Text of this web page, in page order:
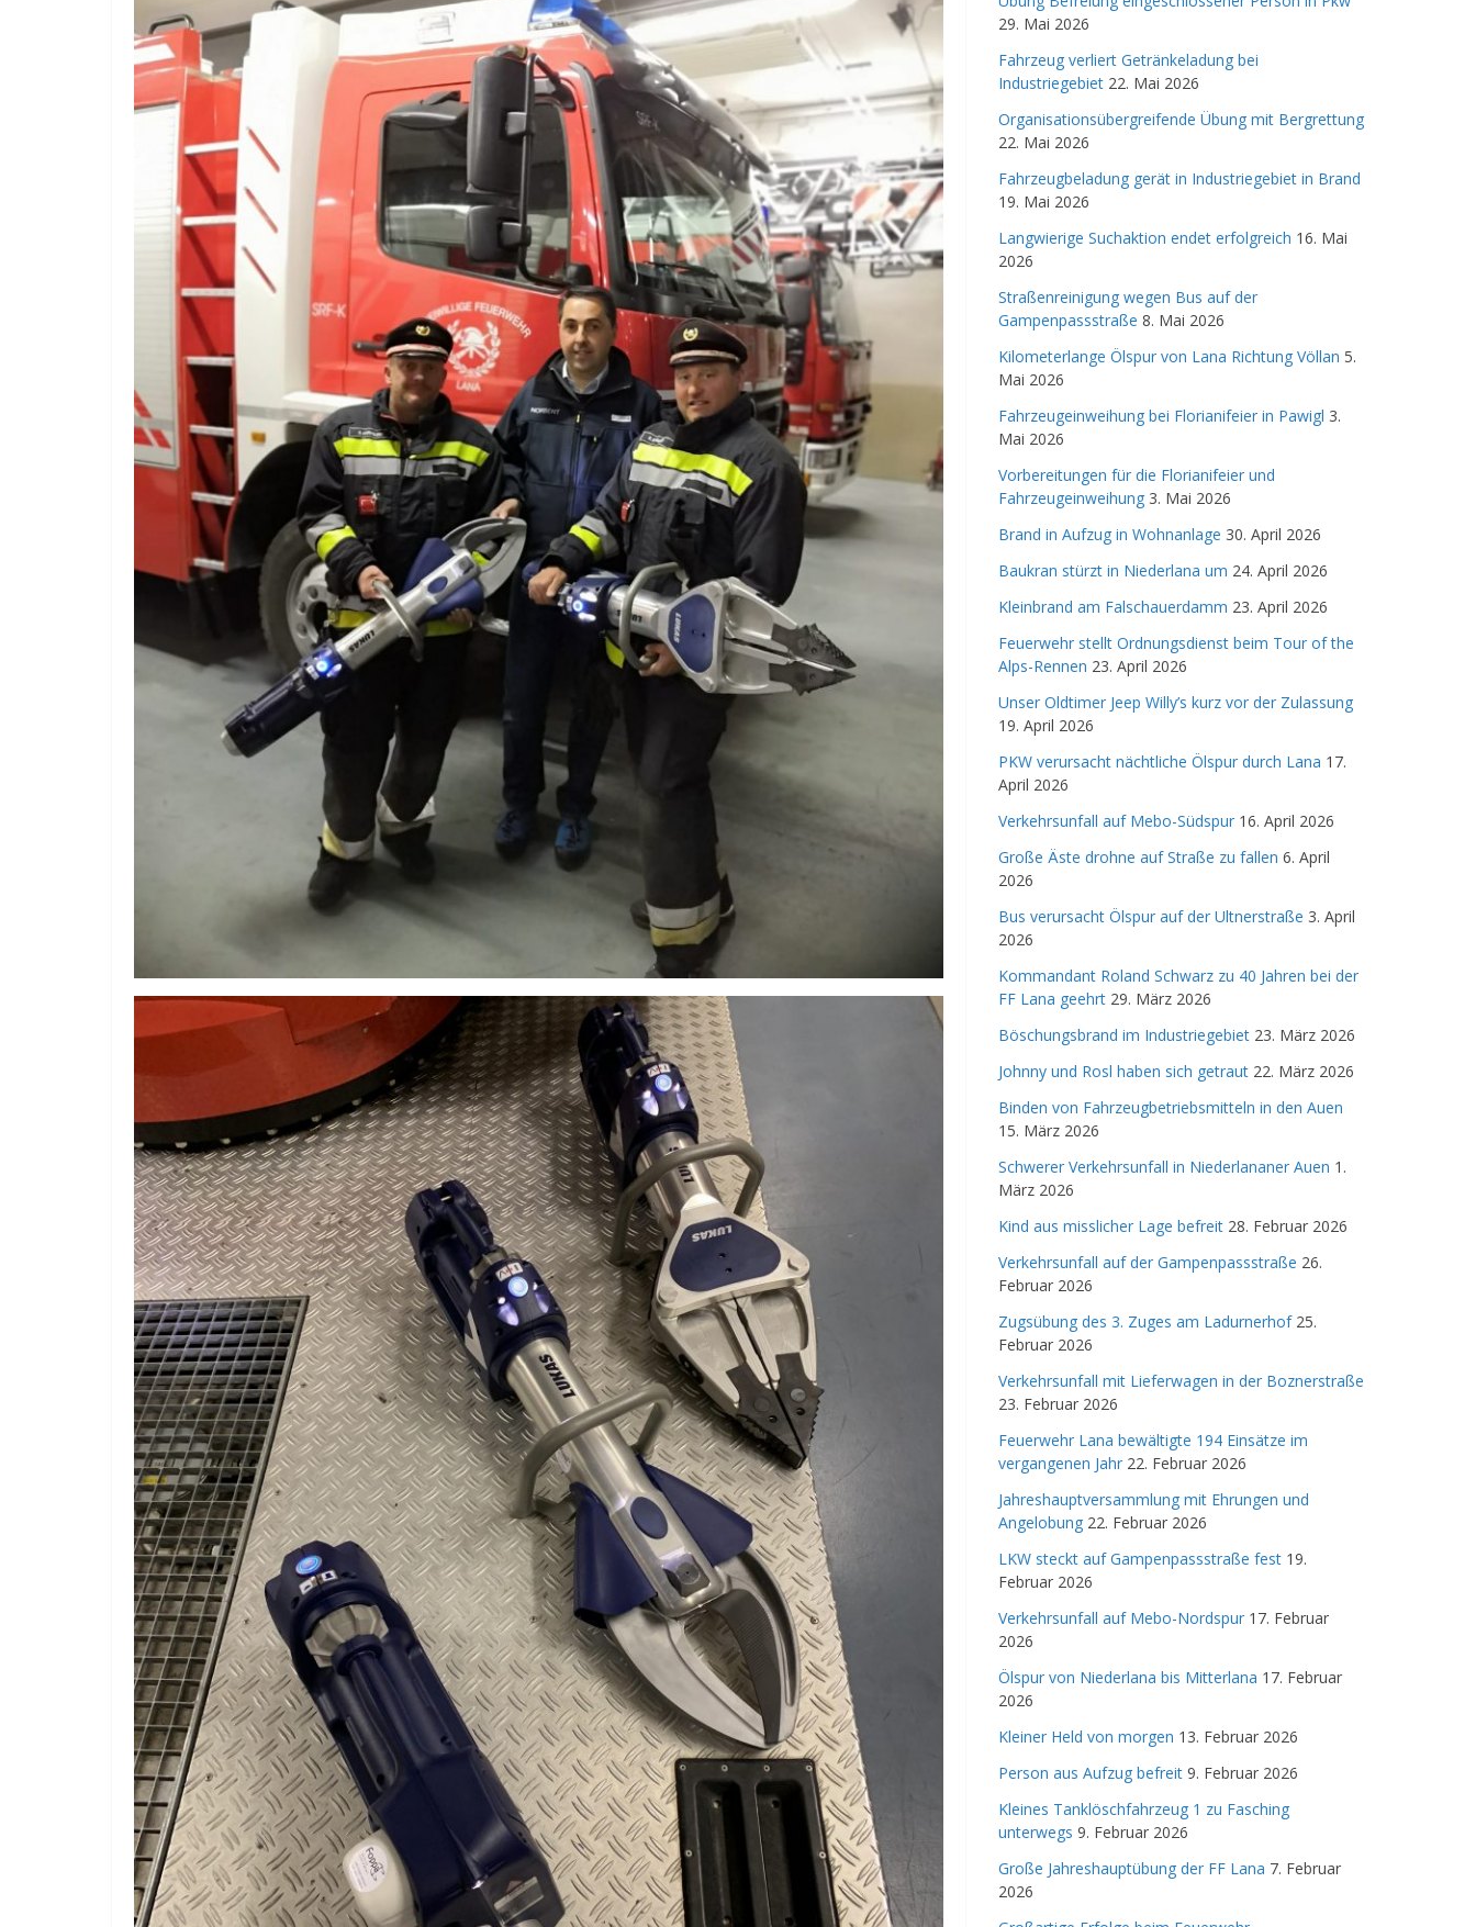
29. Mai 2026
Fahrzeug verliert Getränkeladung bei
Industriegebiet 22. Mai 2026
Organisationsübergreifende Übung mit Bergrettung
22. Mai 2026
Fahrzeugbeladung gerät in Industriegebiet in Brand
19. Mai 2026
Langwierige Suchaktion endet erfolgreich 16. Mai
2026
Straßenreinigung wegen Bus auf der
Gampenpassstraße 8. Mai 2026
Kilometerlange Ölspur von Lana Richtung Völlan 5.
Mai 2026
Fahrzeugeinweihung bei Florianifeier in Pawigl 3.
Mai 2026
Vorbereitungen für die Florianifeier und
Fahrzeugeinweihung 3. Mai 2026
Brand in Aufzug in Wohnanlage 30. April 2026
Baukran stürzt in Niederlana um 24. April 2026
Kleinbrand am Falschauerdamm 23. April 2026
Feuerwehr stellt Ordnungsdienst beim Tour of the
Alps-Rennen 23. April 2026
Unser Oldtimer Jeep Willy’s kurz vor der Zulassung
19. April 2026
PKW verursacht nächtliche Ölspur durch Lana 17.
April 2026
Verkehrsunfall auf Mebo-Südspur 16. April 2026
Große Äste drohne auf Straße zu fallen 6. April
2026
Bus verursacht Ölspur auf der Ultnerstraße 3. April
2026
Kommandant Roland Schwarz zu 40 Jahren bei der
FF Lana geehrt 29. März 2026
Böschungsbrand im Industriegebiet 23. März 2026
Johnny und Rosl haben sich getraut 22. März 2026
Binden von Fahrzeugbetriebsmitteln in den Auen
15. März 2026
Schwerer Verkehrsunfall in Niederlananer Auen 1.
März 2026
Kind aus misslicher Lage befreit 28. Februar 2026
Verkehrsunfall auf der Gampenpassstraße 26.
Februar 2026
Zugsübung des 3. Zuges am Ladurnerhof 25.
Februar 2026
Verkehrsunfall mit Lieferwagen in der Boznerstraße
23. Februar 2026
Feuerwehr Lana bewältigte 194 Einsätze im
vergangenen Jahr 22. Februar 2026
Jahreshauptversammlung mit Ehrungen und
Angelobung 22. Februar 2026
LKW steckt auf Gampenpassstraße fest 19.
Februar 2026
Verkehrsunfall auf Mebo-Nordspur 17. Februar
2026
Ölspur von Niederlana bis Mitterlana 17. Februar
2026
Kleiner Held von morgen 13. Februar 2026
Person aus Aufzug befreit 9. Februar 2026
Kleines Tanklöschfahrzeug 1 zu Fasching
unterwegs 9. Februar 2026
Große Jahreshauptübung der FF Lana 7. Februar
2026